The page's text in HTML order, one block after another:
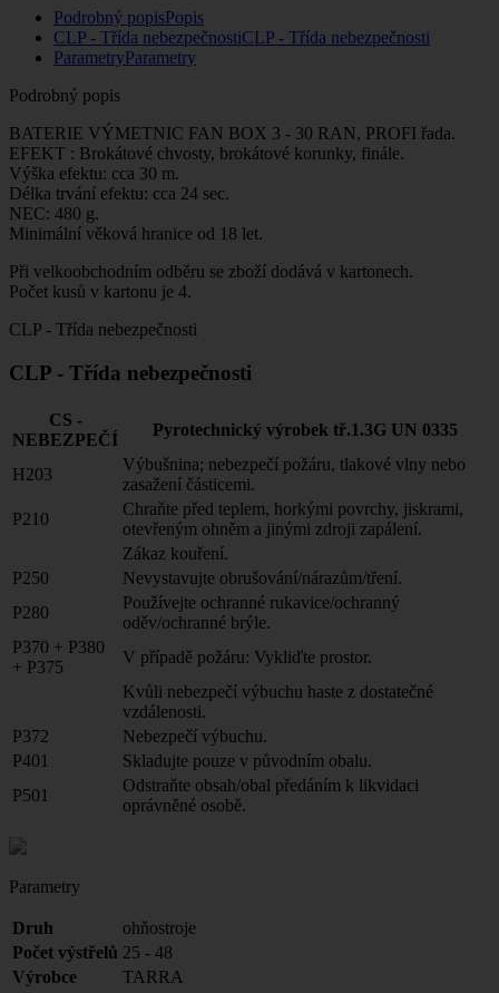
Podrobný popisPopis
CLP - Třída nebezpečnostiCLP - Třída nebezpečnosti
ParametryParametry
Podrobný popis
BATERIE VÝMETNIC FAN BOX 3 - 30 RAN, PROFI řada.
EFEKT : Brokátové chvosty, brokátové korunky, finále.
Výška efektu: cca 30 m.
Délka trvání efektu: cca 24 sec.
NEC: 480 g.
Minimální věková hranice od 18 let.
Při velkoobchodním odběru se zboží dodává v kartonech.
Počet kusů v kartonu je 4.
CLP - Třída nebezpečnosti
CLP - Třída nebezpečnosti
CS -
NEBEZPEČÍ
Pyrotechnický výrobek tř.1.3G UN 0335
H203
Výbušnina; nebezpečí požáru, tlakové vlny nebo
zasažení částicemi.
P210
Chraňte před teplem, horkými povrchy, jiskrami,
otevřeným ohněm a jinými zdroji zapálení.
Zákaz kouření.
P250
Nevystavujte obrušování/nárazům/tření.
P280
Používejte ochranné rukavice/ochranný
oděv/ochranné brýle.
P370 + P380
+ P375
V případě požáru: Vykliďte prostor.
Kvůli nebezpečí výbuchu haste z dostatečné
vzdálenosti.
P372
Nebezpečí výbuchu.
P401
Skladujte pouze v původním obalu.
P501
Odstraňte obsah/obal předáním k likvidaci
oprávněné osobě.
Parametry
Druh
ohňostroje
Počet výstřelů 25 - 48
Výrobce
TARRA